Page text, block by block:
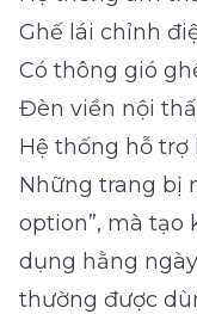
Ghế lái chỉnh
Có thông gió
Đèn viền nội
Hệ thống hỗ trợ
Những trang bị
option”, mà tạo
dụng hằng
thường được